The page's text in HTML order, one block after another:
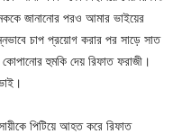
জানানোর পরও আমার ভাইয়ের
চাপ প্রয়োগ করার পর সাড়ে সাত
কোপানোর হুমকি দেয় রিফাত ফরাজী।
পিটিয়ে আহত করে রিফাত